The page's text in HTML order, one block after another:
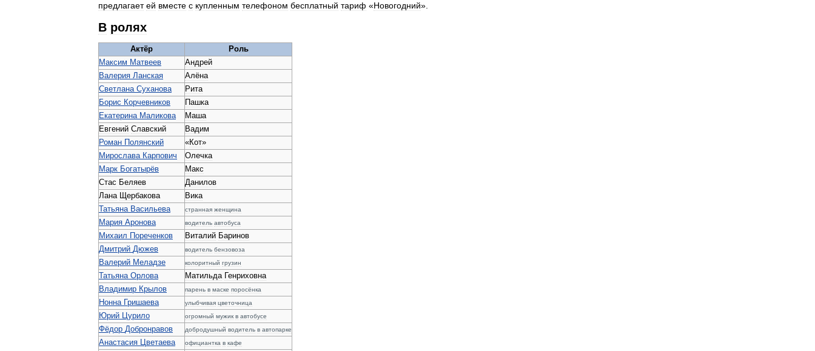
предлагает ей вместе с купленным телефоном бесплатный тариф «Новогодний».
В ролях
Актёр
Роль
Максим Матвеев
Андрей
Валерия Ланская
Алёна
Светлана Суханова
Рита
Борис Корчевников
Пашка
Екатерина Маликова
Маша
Евгений Славский
Вадим
Роман
Полянский «Кот»
Мирослава Карпович
Олечка
Марк Богатырёв
Макс
Стас Беляев
Данилов
Лана Щербакова
Вика
Татьяна Васильева странная женщина
Мария Аронова водитель автобуса
Михаил Пореченков Виталий Баринов
Дмитрий Дюжев водитель бензовоза
Валерий Меладзе колоритный грузин
Татьяна Орлова Матильда
Генриховна
Владимир Крылов парень в маске поросёнка
Нонна Гришаева улыбчивая цветочница
Юрий Цурило огромный мужик в автобусе
Фёдор Добронравов добродушный водитель в автопарке
Анастасия Цветаева официантка в кафе